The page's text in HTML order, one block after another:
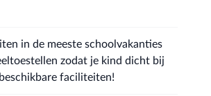
in de meeste schoolvakanties
zodat je kind dicht bij
faciliteiten!